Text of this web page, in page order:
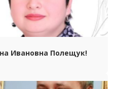
Ивановна Полещук!